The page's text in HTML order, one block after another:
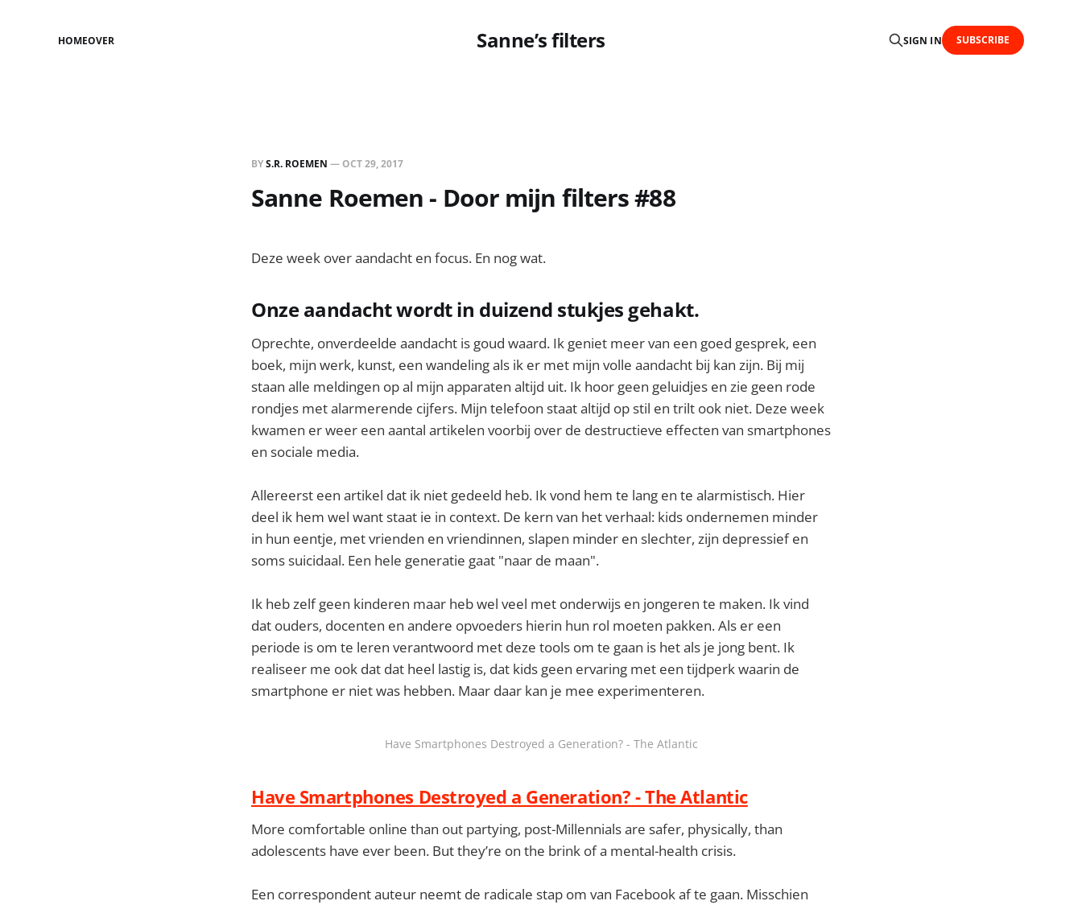
Sanne’s filters
HOMEOVER SIGN IN SUBSCRIBE
BYS.R. ROEMEN — OCT 29, 2017
Sanne Roemen - Door mijn filters #88
Deze week over aandacht en focus. En nog wat.
Onze aandacht wordt in duizend stukjes gehakt.
Oprechte, onverdeelde aandacht is goud waard. Ik geniet meer van een goed gesprek, een
boek, mijn werk, kunst, een wandeling als ik er met mijn volle aandacht bij kan zijn. Bij mij
staan alle meldingen op al mijn apparaten altijd uit. Ik hoor geen geluidjes en zie geen rode
rondjes met alarmerende cijfers. Mijn telefoon staat altijd op stil en trilt ook niet. Deze week
kwamen er weer een aantal artikelen voorbij over de destructieve effecten van smartphones
en sociale media.
Allereerst een artikel dat ik niet gedeeld heb. Ik vond hem te lang en te alarmistisch. Hier
deel ik hem wel want staat ie in context. De kern van het verhaal: kids ondernemen minder
in hun eentje, met vrienden en vriendinnen, slapen minder en slechter, zijn depressief en
soms suicidaal. Een hele generatie gaat "naar de maan".
Ik heb zelf geen kinderen maar heb wel veel met onderwijs en jongeren te maken. Ik vind
dat ouders, docenten en andere opvoeders hierin hun rol moeten pakken. Als er een
periode is om te leren verantwoord met deze tools om te gaan is het als je jong bent. Ik
realiseer me ook dat dat heel lastig is, dat kids geen ervaring met een tijdperk waarin de
smartphone er niet was hebben. Maar daar kan je mee experimenteren.
Have Smartphones Destroyed a Generation? - The Atlantic
Have Smartphones Destroyed a Generation? - The Atlantic
More comfortable online than out partying, post-Millennials are safer, physically, than
adolescents have ever been. But they’re on the brink of a mental-health crisis.
Een correspondent auteur neemt de radicale stap om van Facebook af te gaan. Misschien